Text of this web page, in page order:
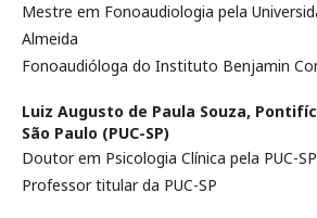
Mestre em Fonoaudiologia pela
Almeida
Fonoaudióloga do Instituto Benjamin
Luiz Augusto de Paula Souza,
São Paulo (PUC-SP)
Doutor em Psicologia Clínica pela PUC-SP
Professor titular da PUC-SP